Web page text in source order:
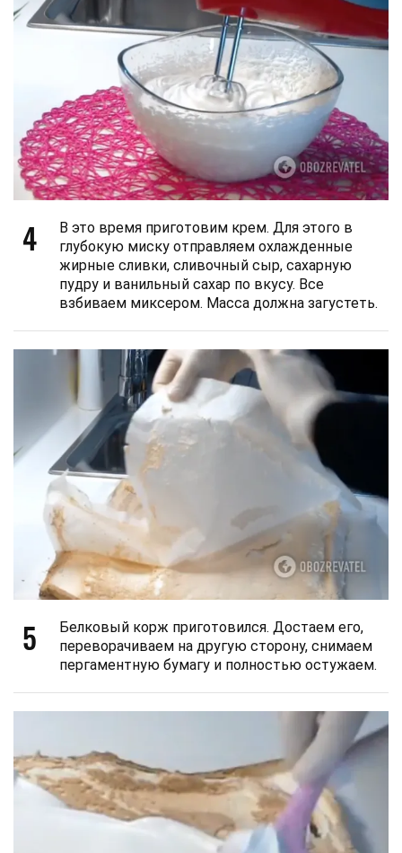
4
В это время приготовим крем. Для этого в
глубокую миску отправляем охлажденные
жирные сливки, сливочный сыр, сахарную
пудру и ванильный сахар по вкусу. Все
взбиваем миксером. Масса должна загустеть.
5
Белковый корж приготовился. Достаем его,
переворачиваем на другую сторону, снимаем
пергаментную бумагу и полностью остужаем.